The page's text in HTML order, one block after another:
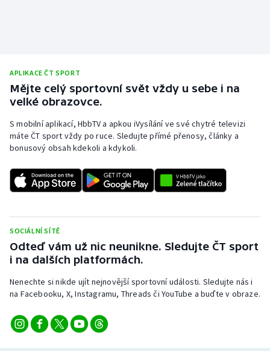
Volejbal
Ostatní
APLIKACE ČT SPORT
Mějte celý sportovní svět vždy u sebe i na
velké obrazovce.
S mobilní aplikací, HbbTV a apkou iVysílání ve své chytré televizi
máte ČT sport vždy po ruce. Sledujte přímé přenosy, články a
bonusový obsah kdekoli a kdykoli.
SOCIÁLNÍ SÍTĚ
Odteď vám už nic neunikne. Sledujte ČT sport
i na dalších platformách.
Nenechte si nikde ujít nejnovější sportovní události. Sledujte nás i
na Facebooku, X, Instagramu, Threads či YouTube a buďte v obraze.